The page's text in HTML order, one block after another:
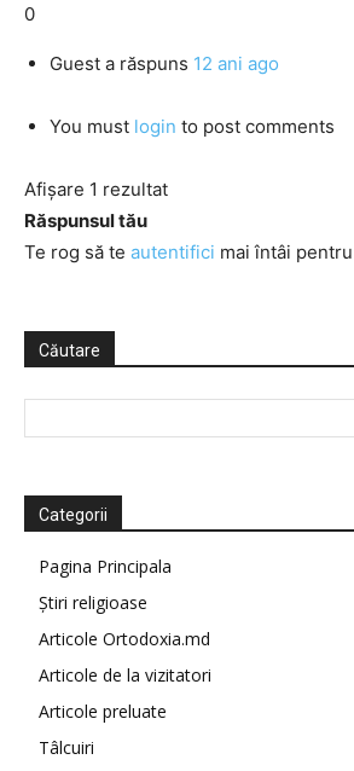
0
Guest a răspuns 12 ani ago
You must login to post comments
Afișare 1 rezultat
Răspunsul tău
Te rog să te autentifici mai întâi
Căutare
Categorii
Pagina Principala
Știri religioase
Articole Ortodoxia.md
Articole de la vizitatori
Articole preluate
Tâlcuiri